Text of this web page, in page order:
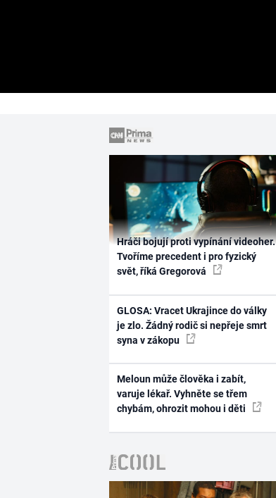
Hráči bojují proti vypínání videoher.
Tvoříme precedent i pro fyzický
svět, říká Gregorová
GLOSA: Vracet Ukrajince do války
je zlo. Žádný rodič si nepřeje smrt
syna v zákopu
Meloun může člověka i zabít,
varuje lékař. Vyhněte se třem
chybám, ohrozit mohou i děti